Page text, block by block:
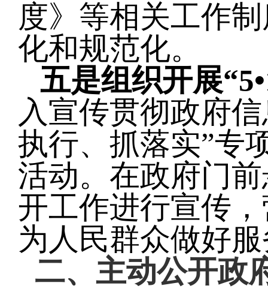
度》等相关工作
化和规范化。
五是组织开展
入宣传贯彻政府
执行、抓落实”专
活动。在政府门
开工作进行宣传
为人民群众做好
二、主动公开政